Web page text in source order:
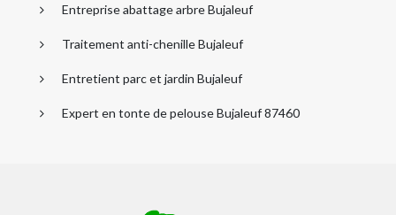
Entreprise abattage arbre Bujaleuf
Traitement anti-chenille Bujaleuf
Entretient parc et jardin Bujaleuf
Expert en tonte de pelouse Bujaleuf 87460